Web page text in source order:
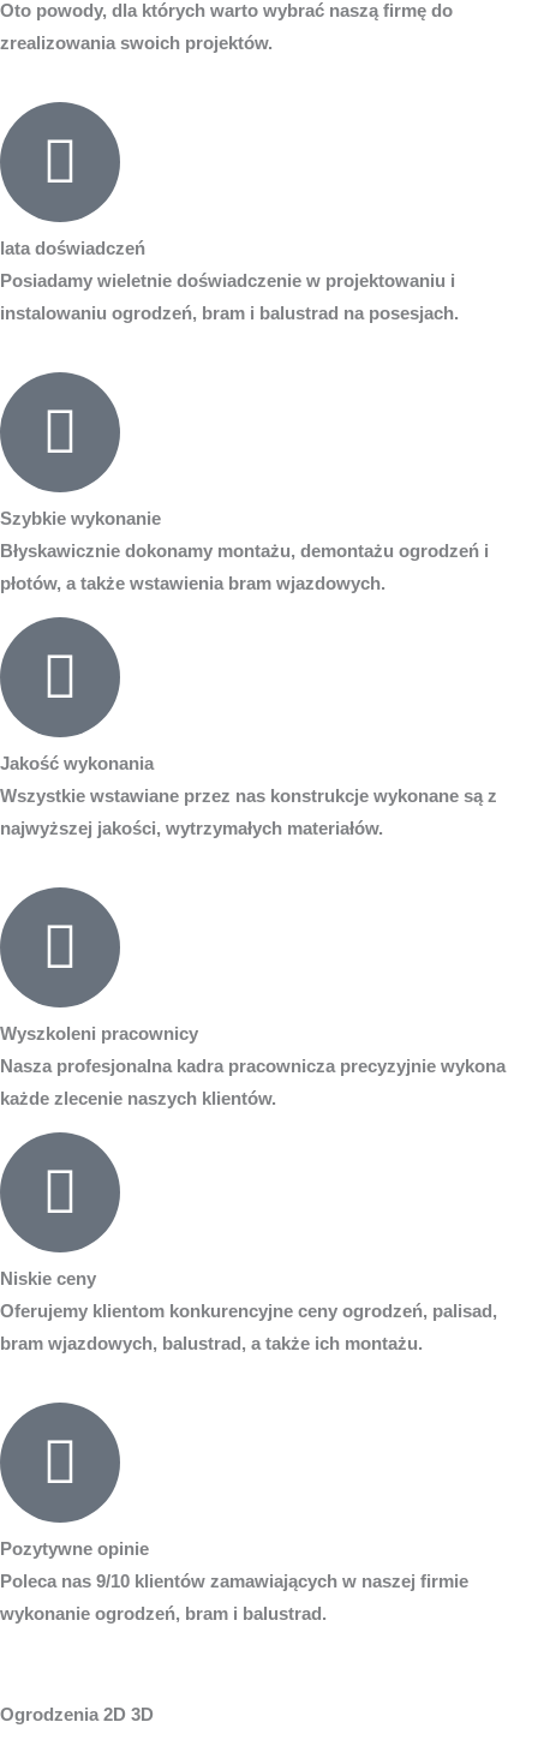
Oto powody, dla których warto wybrać naszą firmę do
zrealizowania swoich projektów.
lata doświadczeń
Posiadamy wieletnie doświadczenie w projektowaniu i
instalowaniu ogrodzeń, bram i balustrad na posesjach.
Szybkie wykonanie
Błyskawicznie dokonamy montażu, demontażu ogrodzeń i
płotów, a także wstawienia bram wjazdowych.
Jakość wykonania
Wszystkie wstawiane przez nas konstrukcje wykonane są z
najwyższej jakości, wytrzymałych materiałów.
Wyszkoleni pracownicy
Nasza profesjonalna kadra pracownicza precyzyjnie wykona
każde zlecenie naszych klientów.
Niskie ceny
Oferujemy klientom konkurencyjne ceny ogrodzeń, palisad,
bram wjazdowych, balustrad, a także ich montażu.
Pozytywne opinie
Poleca nas 9/10 klientów zamawiających w naszej firmie
wykonanie ogrodzeń, bram i balustrad.
Ogrodzenia 2D 3D